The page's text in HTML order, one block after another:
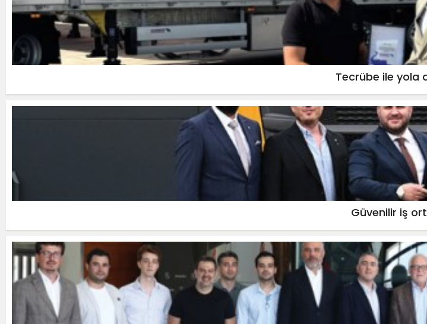
Tecrübe ile yola
Güvenilir iş